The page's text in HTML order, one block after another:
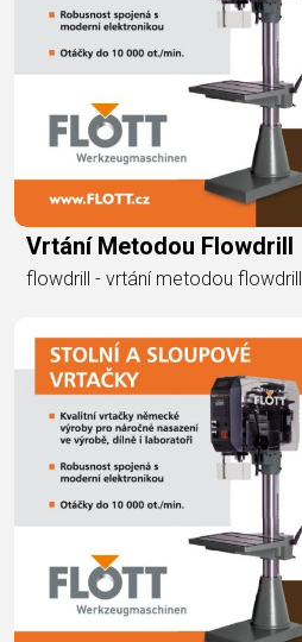
Vrtání Metodou Flowdrill
flowdrill - vrtání metodou flowdrill